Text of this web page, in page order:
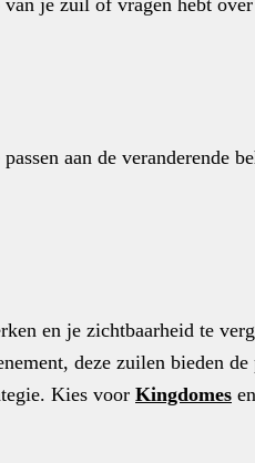
aan de veranderende
en je zichtbaarheid te
deze zuilen bieden
Kies voor Kingdomes